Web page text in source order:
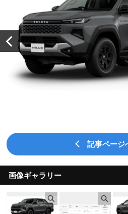
記事ページ
画像ギャラリー